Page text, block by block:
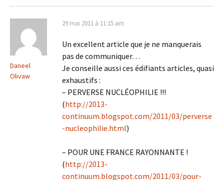
Daneel
Olivaw
29 mai 2011 à 11:15 am
Un excellent article que je ne manquerais
pas de communiquer…
Je conseille aussi ces édifiants articles, quasi
exhaustifs :
– PERVERSE NUCLÉOPHILIE !!!
(http://2013-
continuum.blogspot.com/2011/03/perverse
-nucleophilie.html)
– POUR UNE FRANCE RAYONNANTE !
(http://2013-
continuum.blogspot.com/2011/03/pour-